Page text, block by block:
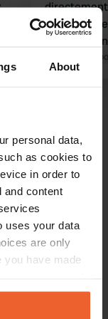
About
personal data,
as cookies to
in order to
and content
uses your data
are only
you have made
by clicking on
directement au
d'eau.
électricité
👍👍
Traduit par